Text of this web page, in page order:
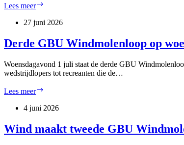
Lees meer
wint
GBU
Windmolenloop
27 juni 2026
Derde GBU Windmolenloop op
Woensdagavond 1 juli staat de derde GBU
wedstrijdlopers tot recreanten die de…
Lees meer
Windmolenloop
woensdag
1
4 juni 2026
Wind maakt tweede GBU